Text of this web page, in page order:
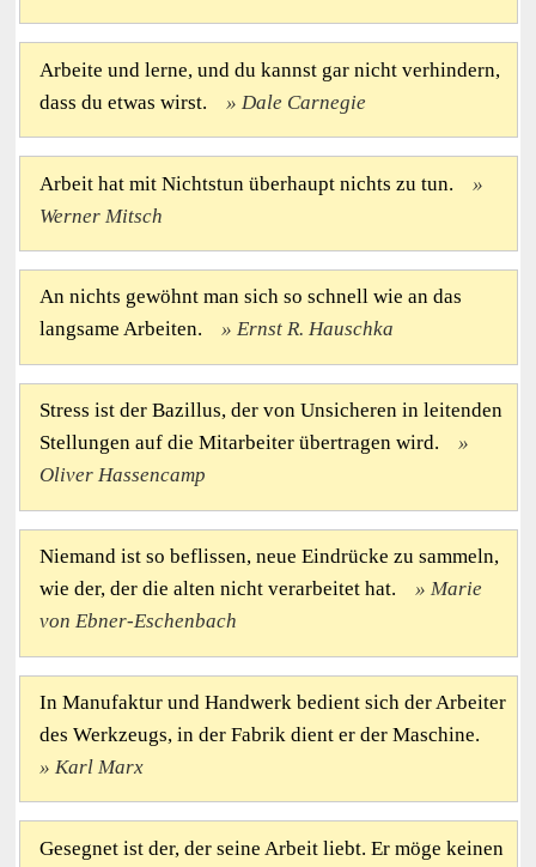
Arbeite und lerne, und du kannst gar nicht verhindern,
dass du etwas wirst.
Dale Carnegie
Arbeit hat mit Nichtstun überhaupt nichts zu tun.
Werner Mitsch
An nichts gewöhnt man sich so schnell wie an das
langsame Arbeiten.
Ernst R. Hauschka
Stress ist der Bazillus, der von Unsicheren in leitenden
Stellungen auf die Mitarbeiter übertragen wird.
Oliver Hassencamp
Niemand ist so beflissen, neue Eindrücke zu sammeln,
wie der, der die alten nicht verarbeitet hat.
Marie
von Ebner-Eschenbach
In Manufaktur und Handwerk bedient sich der Arbeiter
des Werkzeugs, in der Fabrik dient er der Maschine.
Karl Marx
Gesegnet ist der, der seine Arbeit liebt. Er möge keinen